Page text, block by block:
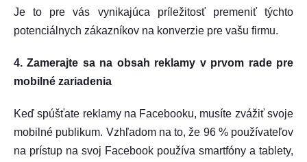
Je to pre vás vynikajúca príležitosť premeniť týchto
potenciálnych zákazníkov na konverzie pre vašu firmu.
4. Zamerajte sa na obsah reklamy v prvom rade pre
mobilné zariadenia
Keď spúšťate reklamy na Facebooku, musíte zvážiť svoje
mobilné publikum. Vzhľadom na to, že 96 % používateľov
na prístup na svoj Facebook používa smartfóny a tablety,